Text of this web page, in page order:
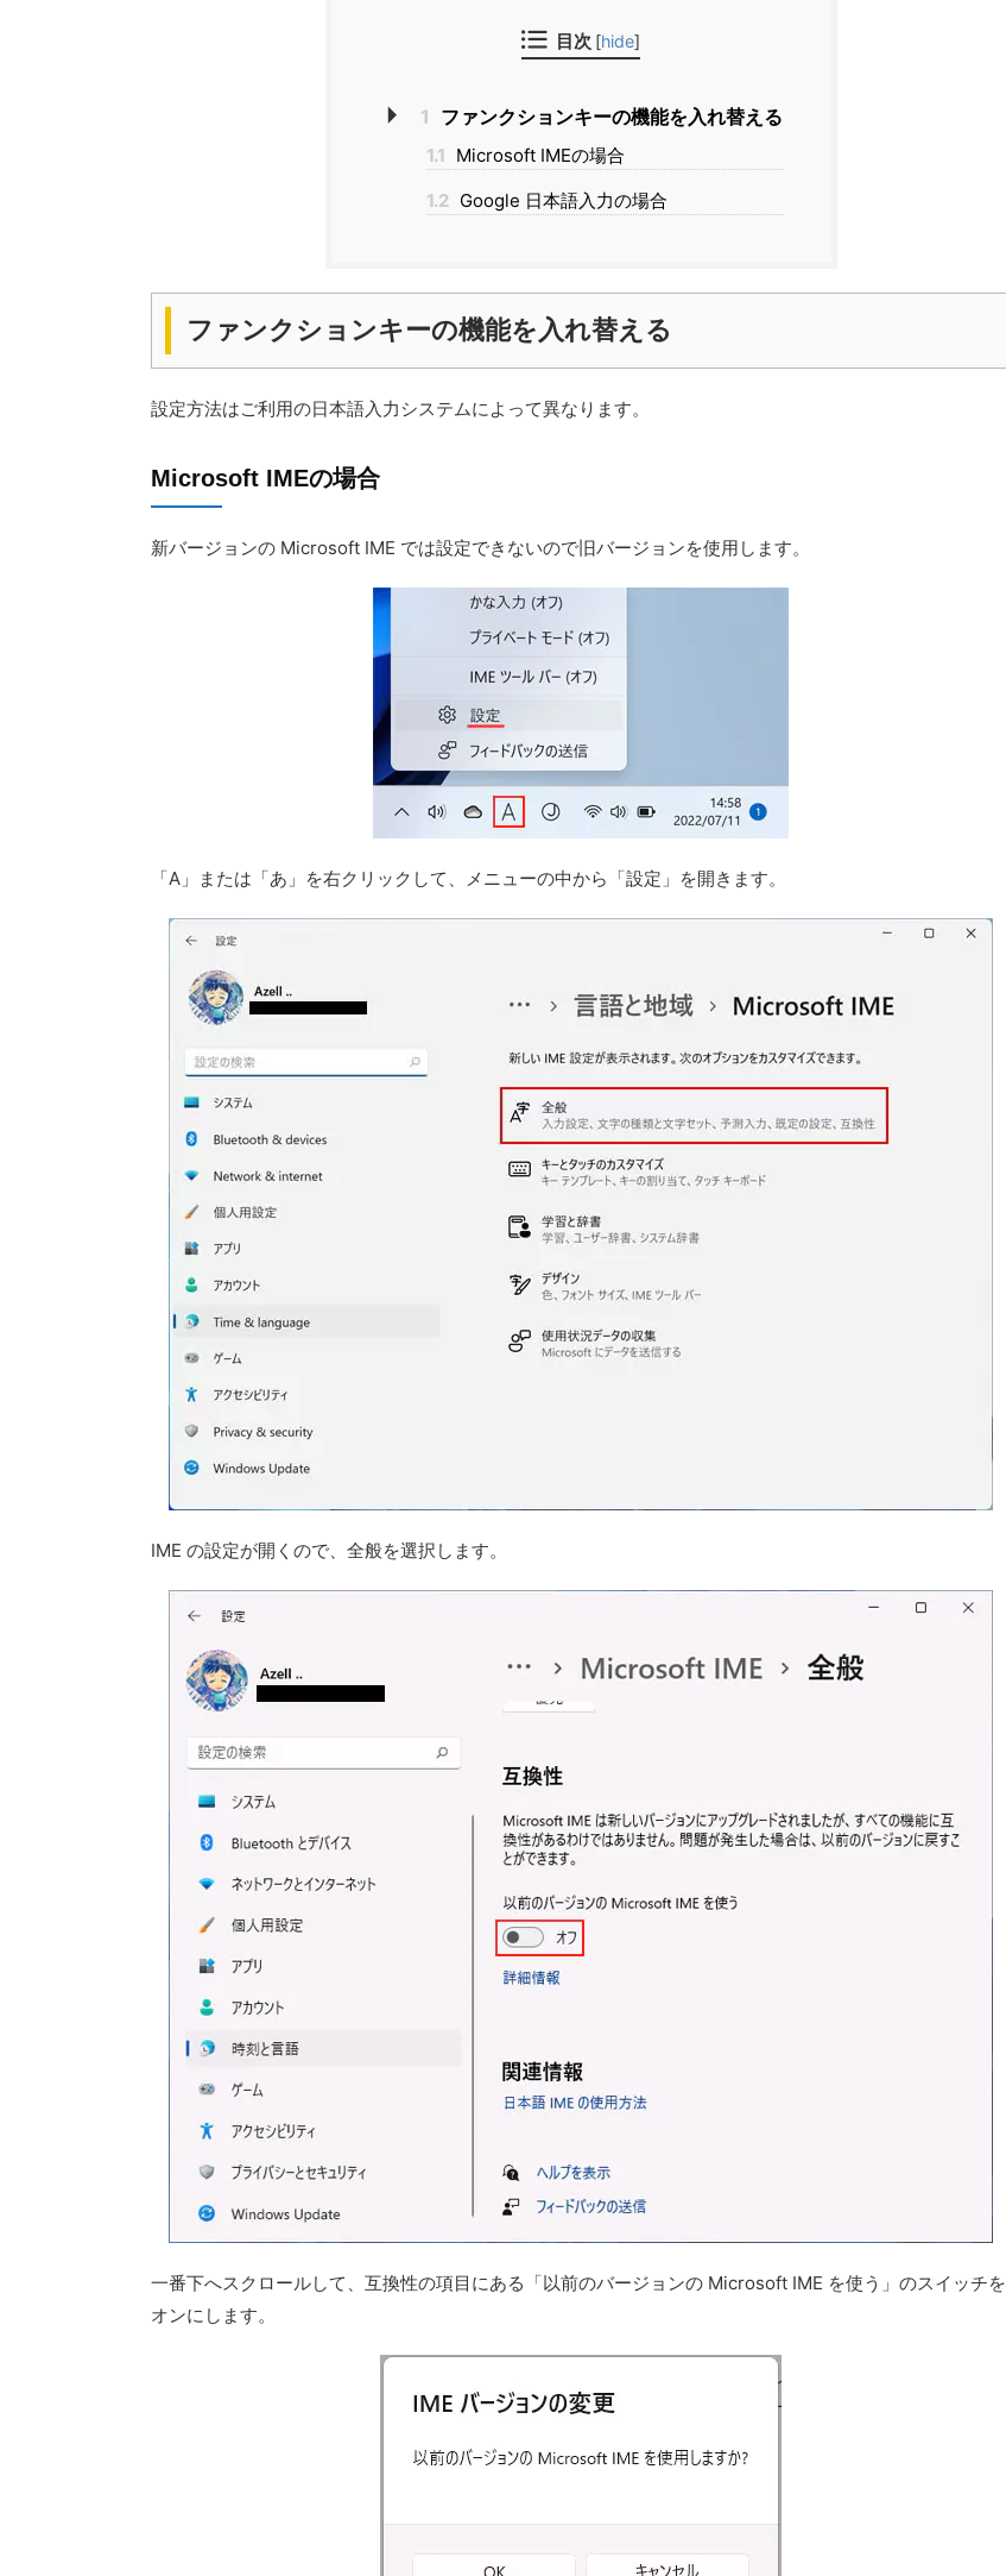
目次 [hide]
1 ファンクションキーの機能を入れ替える
1.1 Microsoft IMEの場合
1.2 Google 日本語入力の場合
ファンクションキーの機能を入れ替える
設定方法はご利用の日本語入力システムによって異なります。
Microsoft IMEの場合
新バージョンの Microsoft IME では設定できないので旧バージョンを使用します。
「A」または「あ」を右クリックして、メニューの中から「設定」を開きます。
IME の設定が開くので、全般を選択します。
一番下へスクロールして、互換性の項目にある「以前のバージョンの Microsoft IME を使う」のスイッチを
オンにします。